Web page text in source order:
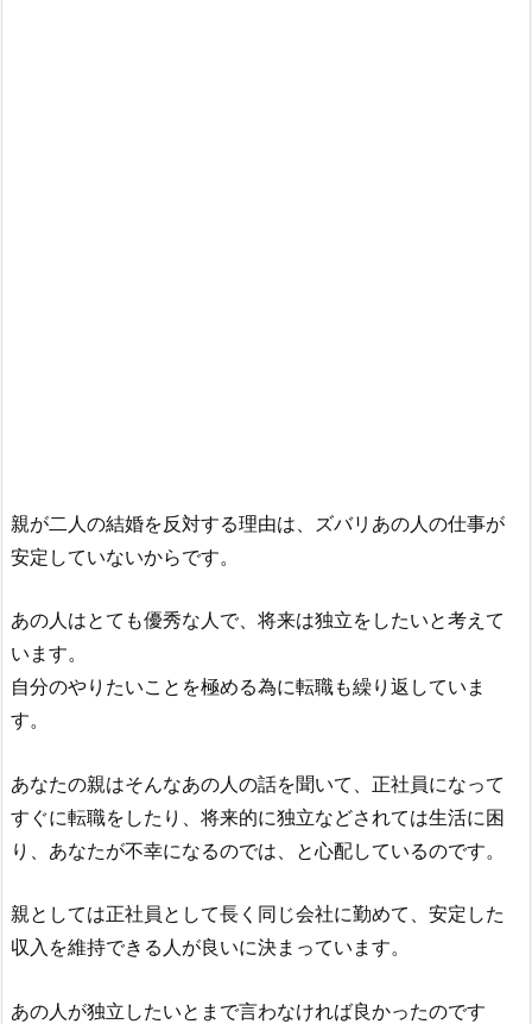
親が二人の結婚を反対する理由は、ズバリあの人の仕事が
安定していないからです。
あの人はとても優秀な人で、将来は独立をしたいと考えて
います。
自分のやりたいことを極める為に転職も繰り返していま
す。
あなたの親はそんなあの人の話を聞いて、正社員になって
すぐに転職をしたり、将来的に独立などされては生活に困
り、あなたが不幸になるのでは、と心配しているのです。
親としては正社員として長く同じ会社に勤めて、安定した
収入を維持できる人が良いに決まっています。
あの人が独立したいとまで言わなければ良かったのです